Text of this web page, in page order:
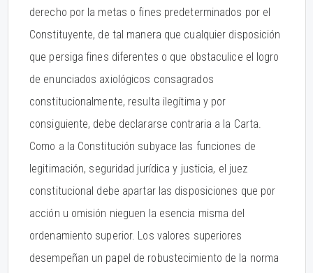
derecho por la metas o fines predeterminados por el
Constituyente, de tal manera que cualquier disposición
que persiga fines diferentes o que obstaculice el logro
de enunciados axiológicos consagrados
constitucionalmente, resulta ilegítima y por
consiguiente, debe declararse contraria a la Carta.
Como a la Constitución subyace las funciones de
legitimación, seguridad jurídica y justicia, el juez
constitucional debe apartar las disposiciones que por
acción u omisión nieguen la esencia misma del
ordenamiento superior. Los valores superiores
desempeñan un papel de robustecimiento de la norma